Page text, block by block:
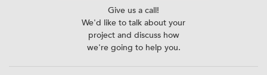
Give us a call!
We'd like to talk about your
project and discuss how
we're going to help you.